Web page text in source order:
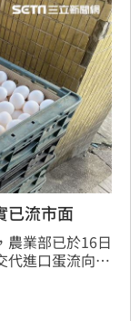
已流市面
農業部已於16日
代進口蛋流向。
液蛋產品有錯